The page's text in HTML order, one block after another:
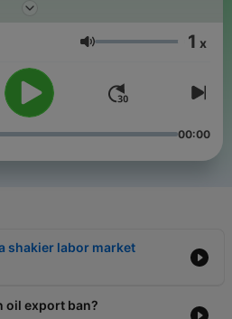
to get by.
Volumen 1 x
00:00
shakier labor market
oil export ban?